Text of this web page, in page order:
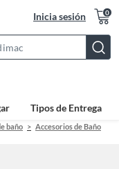
Inicia sesión 0
Bar
Tipos de Entrega
baño
Accesorios de Baño